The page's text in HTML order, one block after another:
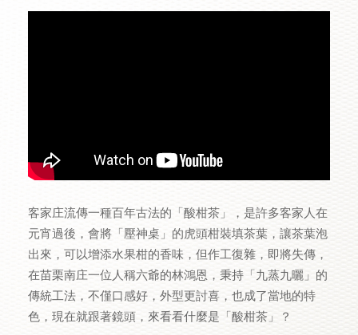
客家庄流傳一種百年古法的「酸柑茶」，是許多客家人在
元宵過後，會將「壓神桌」的虎頭柑裝填茶葉，讓茶葉泡
出來，可以增添水果柑的香味，但作工復雜，即將失傳，
在苗栗南庄一位人稱六爺的林鴻恩，秉持「九蒸九曬」的
傳統工法，不僅口感好，外型更討喜，也成了當地的特
色，現在就跟著鏡頭，來看看什麼是「酸柑茶」？